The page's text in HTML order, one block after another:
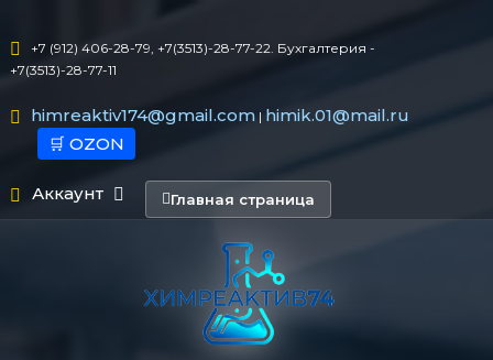
+7 (912) 406-28-79, +7(3513)-28-77-22. Бухгалтерия -
+7(3513)-28-77-11
himreaktiv174@gmail.com| himik.01@mail.ru
🛒 OZON
Аккаунт Главная страница